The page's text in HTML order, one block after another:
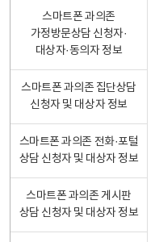
스마트폰 과의존
가정방문상담 신청자·
대상자·동의자 정보
스마트폰 과의존 집단상담
신청자 및 대상자 정보
스마트폰 과의존 전화·포털
상담 신청자 및 대상자 정보
스마트폰 과의존 게시판
상담 신청자 및 대상자 정보